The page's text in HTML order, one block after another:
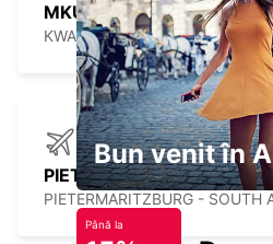
MKUZE
KWAZULU NATAL - SOUTH
PIETERMARITZBURG
PIETERMARITZBURG - SOUTH
Bun venit în
Până la